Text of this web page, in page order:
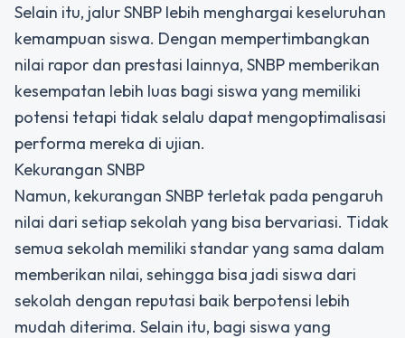
Selain itu, jalur SNBP lebih menghargai keseluruhan
kemampuan siswa. Dengan mempertimbangkan
nilai rapor dan prestasi lainnya, SNBP memberikan
kesempatan lebih luas bagi siswa yang memiliki
potensi tetapi tidak selalu dapat mengoptimalisasi
performa mereka di ujian.
Kekurangan SNBP
Namun, kekurangan SNBP terletak pada pengaruh
nilai dari setiap sekolah yang bisa bervariasi. Tidak
semua sekolah memiliki standar yang sama dalam
memberikan nilai, sehingga bisa jadi siswa dari
sekolah dengan reputasi baik berpotensi lebih
mudah diterima. Selain itu, bagi siswa yang